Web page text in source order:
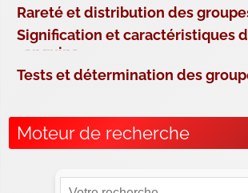
Rareté et distribution des
Signification et caractéristiques
sanguins
Tests et détermination des
Moteur de recherche